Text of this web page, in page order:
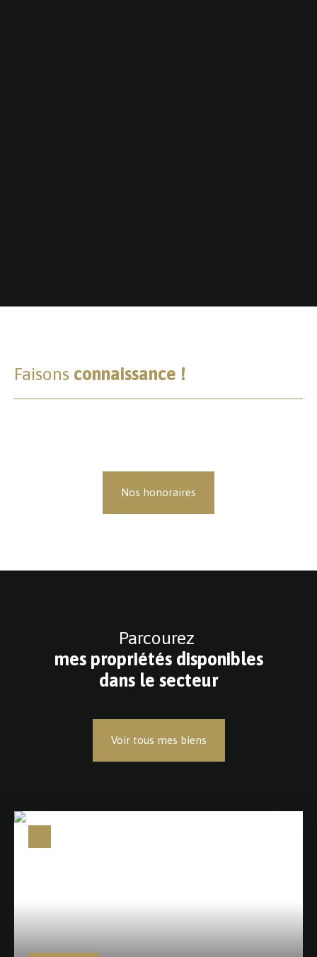
Faisons connaissance !
Nos honoraires
Parcourez
mes propriétés disponibles
dans le secteur
Voir tous mes biens